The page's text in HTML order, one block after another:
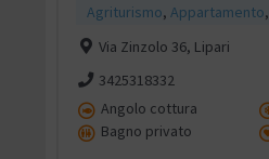
Agriturismo, Appartamento,
Via Zinzolo 36, Lipari
3425318332
Angolo cottura
Bagno privato